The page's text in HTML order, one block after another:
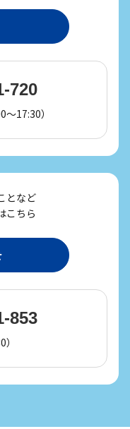
720
～17:30）
となど
こちら
853